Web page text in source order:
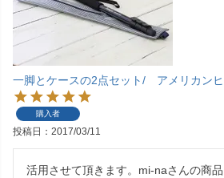
一脚とケースの2点セット/ アメリカン
購入者
投稿日 2017/03/11
活用させて頂きます。mi-naさんの商